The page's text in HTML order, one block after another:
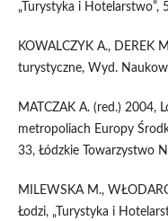
„Turystyka i Hotelarstwo”,
KOWALCZYK A., DEREK
turystyczne, Wyd.
MATCZAK A. (red.) 2004,
metropoliach Europy
33, Łódzkie Towarzystwo
MILEWSKA M.,
Łodzi, „Turystyka i